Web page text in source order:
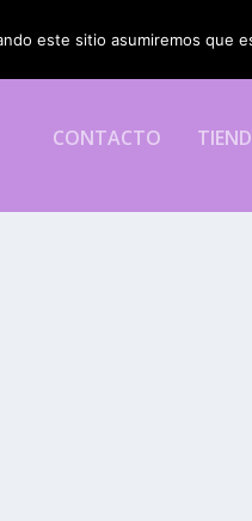
CONTACTO
este sitio asumiremos que